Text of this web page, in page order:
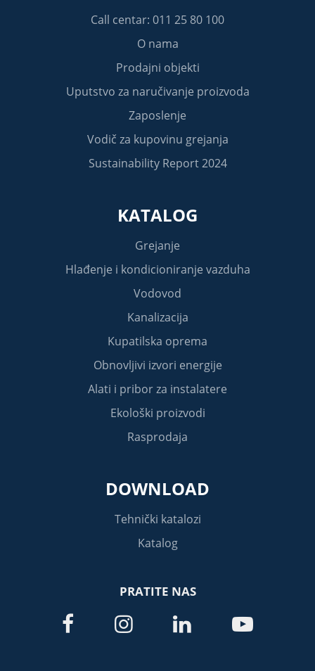
Call centar: 011 25 80 100
O nama
Prodajni objekti
Uputstvo za naručivanje proizvoda
Zaposlenje
Vodič za kupovinu grejanja
Sustainability Report 2024
KATALOG
Grejanje
Hlađenje i kondicioniranje vazduha
Vodovod
Kanalizacija
Kupatilska oprema
Obnovljivi izvori energije
Alati i pribor za instalatere
Ekološki proizvodi
Rasprodaja
DOWNLOAD
Tehnički katalozi
Katalog
PRATITE NAS
   